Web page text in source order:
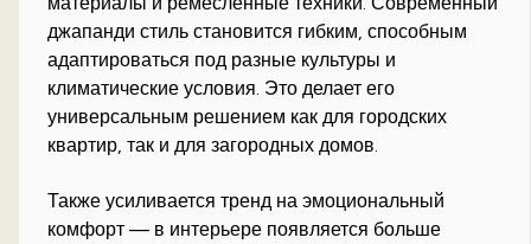
джапанди стиль становится гибким, способным
адаптироваться под разные культуры и
климатические условия. Это делает его
универсальным решением как для городских
квартир, так и для загородных домов.
Также усиливается тренд на эмоциональный
комфорт — в интерьере появляется больше